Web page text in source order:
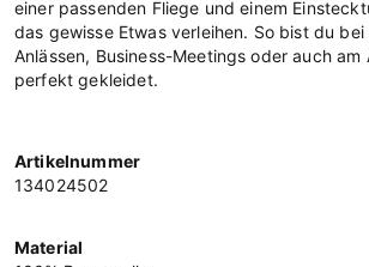
einer passenden Fliege und einem
das gewisse Etwas verleihen. So bist du
Anlässen, Business-Meetings oder auch am
perfekt gekleidet.
Artikelnummer
134024502
Material